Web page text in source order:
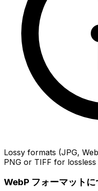
Lossy formats (JPG,
PNG or TIFF for
WebP フォーマットに